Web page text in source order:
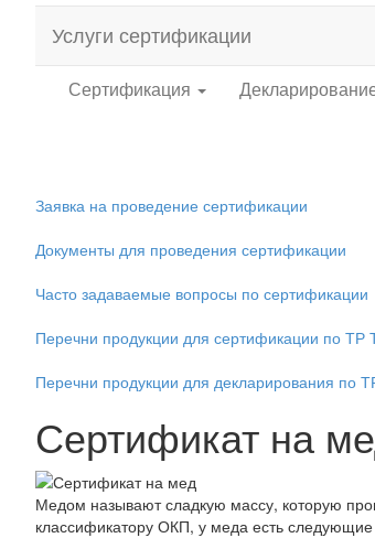
Услуги сертификации
Сертификация
Заявка на проведение сертификации
Документы для проведения сертификации
Часто задаваемые вопросы по сертификации
Перечни продукции для сертификации по ТР
Перечни продукции для декларирования по
Сертификат на
Медом называют сладкую массу, которую
классификатору ОКП, у меда есть